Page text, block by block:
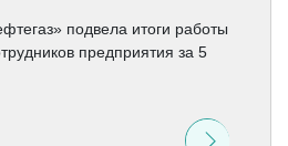
подвела итоги работы
предприятия за 5